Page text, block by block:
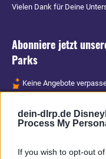
dein-dlrp.de
Process My
If you wish to opt-out
Vielen Dank für Deine
Abonniere jetzt
Parks
Keine Angebote
Spannende Lesetipps